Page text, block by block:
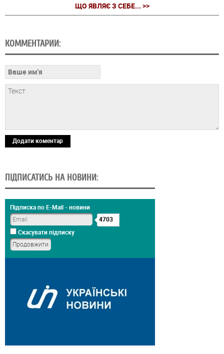
ЩО ЯВЛЯЄ З СЕБЕ... >>
КОММЕНТАРИИ:
Додати коментар
ПІДПИСАТИСЬ НА НОВИНИ:
Підписка по E-Mail - новини
4703
Скасувати підписку